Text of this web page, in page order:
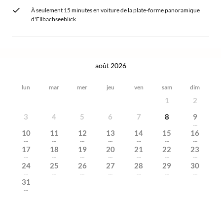
À seulement 15 minutes en voiture de la plate-forme panoramique
d'Ellbachseeblick
août 2026
lun mar mer jeu ven sam dim
1
2
3
4 5 6 7 8 9
---
10
---
11
---
12
---
13
---
14
---
15
---
16
---
17
---
18
---
19
---
20
---
21
---
22
---
23
---
24
---
25
---
26
---
27
---
28
---
29
---
30
---
31
---